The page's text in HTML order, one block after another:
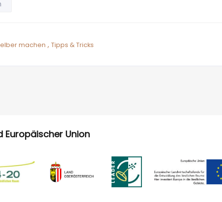
machen , Tipps & Tricks
Europäischer Union